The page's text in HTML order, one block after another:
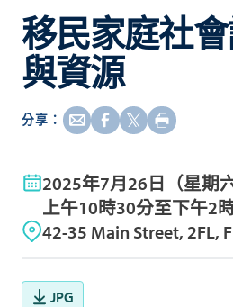
移民家庭社
與資源
分享：
2025年7月26日（星期
上午10時30分至下午2
42-35 Main Street, 2FL,
JPG